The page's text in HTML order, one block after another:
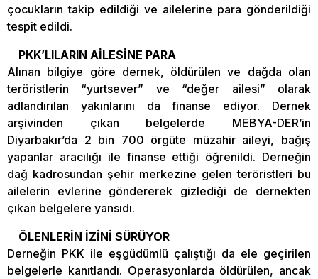
çocukların takip edildiği ve ailelerine para gönderildiği
tespit edildi.
PKK’LILARIN AİLESİNE PARA
Alınan bilgiye göre dernek, öldürülen ve dağda olan
teröristlerin “yurtsever” ve “değer ailesi” olarak
adlandırılan yakınlarını da finanse ediyor. Dernek
arşivinden çıkan belgelerde MEBYA-DER’in
Diyarbakır’da 2 bin 700 örgüte müzahir aileyi, bağış
yapanlar aracılığı ile finanse ettiği öğrenildi. Derneğin
dağ kadrosundan şehir merkezine gelen teröristleri bu
ailelerin evlerine göndererek gizlediği de dernekten
çıkan belgelere yansıdı.
ÖLENLERİN İZİNİ SÜRÜYOR
Derneğin PKK ile eşgüdümlü çalıştığı da ele geçirilen
belgelerle kanıtlandı. Operasyonlarda öldürülen, ancak